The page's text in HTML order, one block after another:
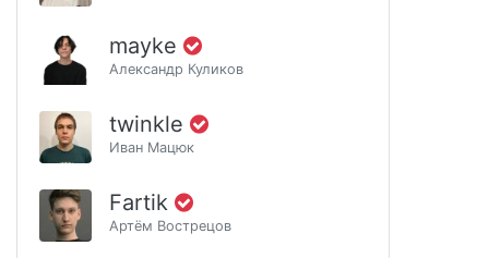
mayke
Александр Куликов
twinkle
Иван Мацюк
Fartik
Артём Вострецов